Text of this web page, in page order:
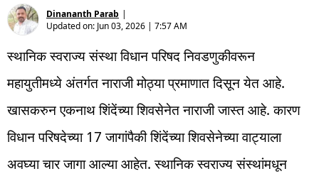
Dinananth Parab |
Updated on: Jun 03, 2026 | 7:57 AM
स्थानिक स्वराज्य संस्था विधान परिषद निवडणुकीवरून
महायुतीमध्ये अंतर्गत नाराजी मोठ्या प्रमाणात दिसून येत आहे.
खासकरुन एकनाथ शिंदेंच्या शिवसेनेत नाराजी जास्त आहे. कारण
विधान परिषदेच्या 17 जागांपैकी शिंदेंच्या शिवसेनेच्या वाट्याला
अवघ्या चार जागा आल्या आहेत. स्थानिक स्वराज्य संस्थांमधून